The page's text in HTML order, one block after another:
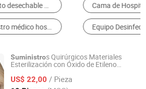
Equipo Quirúrgico
Equipo Desinfectado y Esterilizador Instrumento Quirúrgico
Suministros Quirúrgicos Materiales
Esterilización con Óxido de Etileno
US$ 22,00 / Pieza
TECHNOLOGY COMPANY